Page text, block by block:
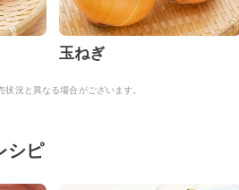
玉ねぎ
況と異なる場合がございます。
シピ